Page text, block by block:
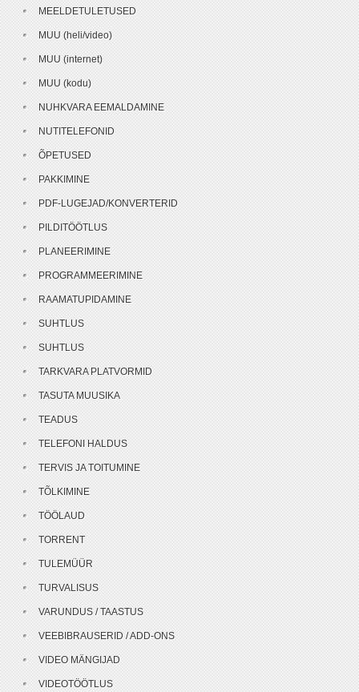
MEELDETULETUSED
MUU (heli/video)
MUU (internet)
MUU (kodu)
NUHKVARA EEMALDAMINE
NUTITELEFONID
ÕPETUSED
PAKKIMINE
PDF-LUGEJAD/KONVERTERID
PILDITÖÖTLUS
PLANEERIMINE
PROGRAMMEERIMINE
RAAMATUPIDAMINE
SUHTLUS
SUHTLUS
TARKVARA PLATVORMID
TASUTA MUUSIKA
TEADUS
TELEFONI HALDUS
TERVIS JA TOITUMINE
TÕLKIMINE
TÖÖLAUD
TORRENT
TULEMÜÜR
TURVALISUS
VARUNDUS / TAASTUS
VEEBIBRAUSERID / ADD-ONS
VIDEO MÄNGIJAD
VIDEOTÖÖTLUS